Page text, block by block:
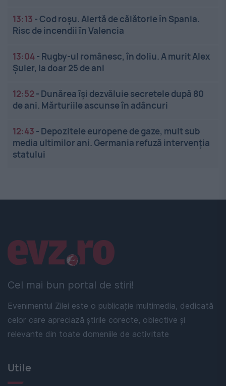
13:13 -Cod roșu. Alertă de călătorie în Spania.
Risc de incendii în Valencia
13:04- Rugby-ul românesc, în doliu. A murit Alex
Șuler, la doar 25 de ani
12:52 - Dunărea își dezvăluie secretele după 80
de ani. Mărturiile ascunse în adâncuri
12:43 - Depozitele europene de gaze, mult sub
media ultimilor ani. Germania refuză intervenția
statului
Cel mai bun portal de stiri!
Evenimentul Zilei este o publicație multimedia, dedicată
celor care apreciază știrile corecte, obiective și
relevante din toate domeniile de activitate
Linkuri utile
Utile